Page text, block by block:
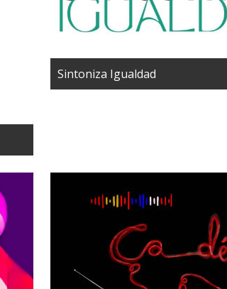
Sintoniza Igualdad